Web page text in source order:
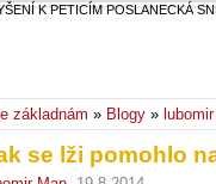
K PETICÍM POSLANECKÁ
základnám » Blogy »
se lži pomohlo